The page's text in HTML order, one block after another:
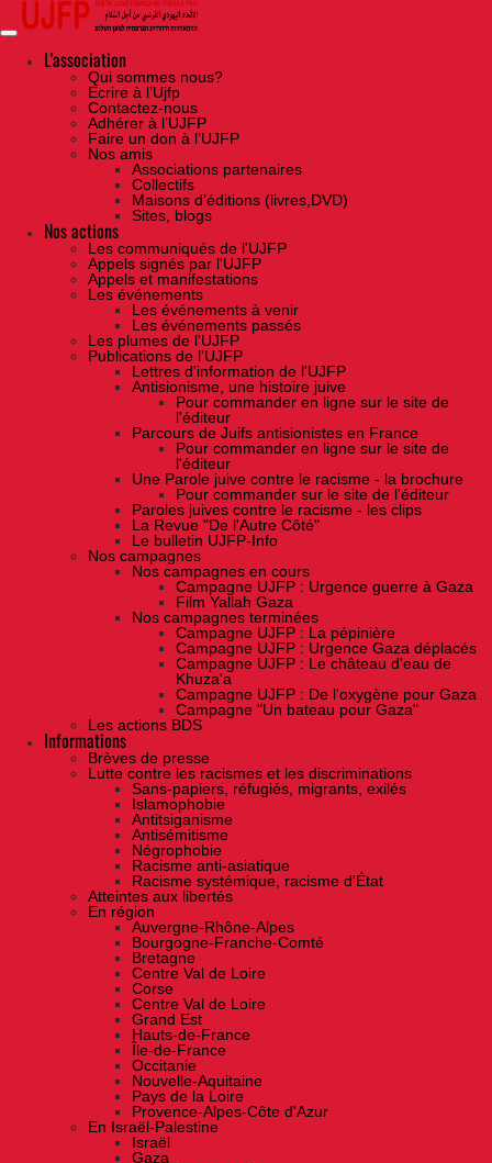
Skip
the
contentL'association
Qui sommes nous?
Ecrire à l’Ujfp
Contactez-nous
Adhérer à l’UJFP
Faire un don à l’UJFP
Nos amis
Associations partenaires
Collectifs
Maisons d’éditions (livres,DVD)
Sites, blogs
Nos actions
Les communiqués de l'UJFP
Appels signés par l'UJFP
Appels et manifestations
Les événements
Les événements à venir
Les événements passés
Les plumes de l'UJFP
Publications de l'UJFP
Lettres d'information de l'UJFP
Antisionisme, une histoire juive
Pour commander en ligne sur le site de
l'éditeur
Parcours de Juifs antisionistes en France
Pour commander en ligne sur le site de
l'éditeur
Une Parole juive contre le racisme - la brochure
Pour commander sur le site de l'éditeur
Paroles juives contre le racisme - les clips
La Revue "De l'Autre Côté"
Le bulletin UJFP-Info
Nos campagnes
Nos campagnes en cours
Campagne UJFP : Urgence guerre à Gaza
Film Yallah Gaza
Nos campagnes terminées
Campagne UJFP : La pépinière
Campagne UJFP : Urgence Gaza déplacés
Campagne UJFP : Le château d'eau de
Khuza'a
Campagne UJFP : De l'oxygène pour Gaza
Campagne "Un bateau pour Gaza"
Les actions BDS
Informations
Brèves de presse
Lutte contre les racismes et les discriminations
Sans-papiers, réfugiés, migrants, exilés
Islamophobie
Antitsiganisme
Antisémitisme
Négrophobie
Racisme anti-asiatique
Racisme systémique, racisme d'État
Atteintes aux libertés
En région
Auvergne-Rhône-Alpes
Bourgogne-Franche-Comté
Bretagne
Centre Val de Loire
Corse
Centre Val de Loire
Grand Est
Hauts-de-France
Île-de-France
Occitanie
Nouvelle-Aquitaine
Pays de la Loire
Provence-Alpes-Côte d'Azur
En Israël-Palestine
Israël
Gaza